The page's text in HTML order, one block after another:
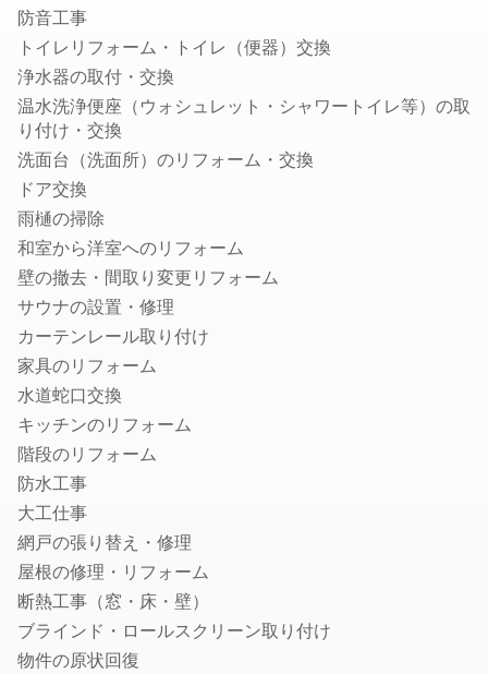
トイレの故障・修理
蛇口の水漏れ修理
トイレのつまり修理
お風呂の排水口つまり修理
壁ピタ水栓・洗濯機蛇口の交換
税理士
会社設立・起業開業に強い税理士
顧問税理士
法人税の節税に強い税理士
相続税申告に強い税理士
融資・資金調達に強い税理士
確定申告の税理士
生前贈与に強い税理士
社会保険労務士
就業規則・社内規定・36協定作成の社労士
入退社・保険手続きの社労士
顧問社労士
年度更新・算定基礎の社労士
弁理士
特許事務所・特許出願に強い弁理士
意匠登録に強い事務所・弁理士
防音工事
トイレリフォーム・トイレ（便器）交換
浄水器の取付・交換
温水洗浄便座（ウォシュレット・シャワートイレ等）の取
り付け・交換
洗面台（洗面所）のリフォーム・交換
ドア交換
雨樋の掃除
和室から洋室へのリフォーム
壁の撤去・間取り変更リフォーム
サウナの設置・修理
カーテンレール取り付け
家具のリフォーム
水道蛇口交換
キッチンのリフォーム
階段のリフォーム
防水工事
大工仕事
網戸の張り替え・修理
屋根の修理・リフォーム
断熱工事（窓・床・壁）
ブラインド・ロールスクリーン取り付け
物件の原状回復